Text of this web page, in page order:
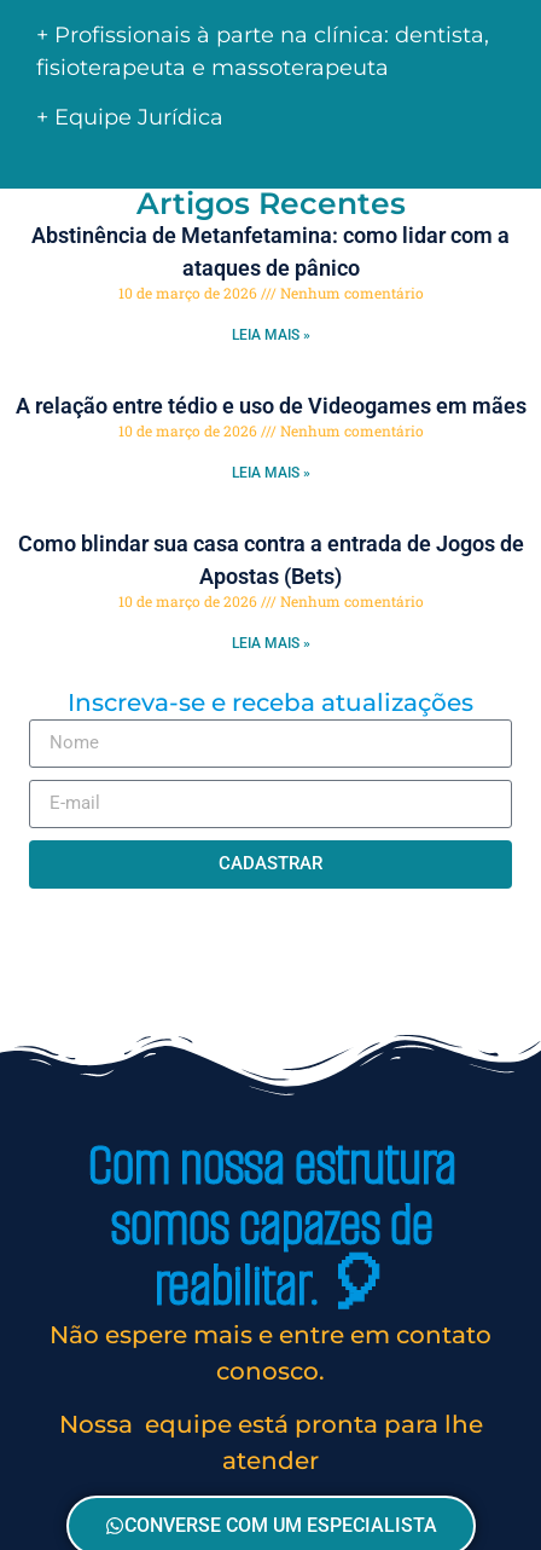
+ Profissionais à parte na clínica: dentista,
fisioterapeuta e massoterapeuta
+ Equipe Jurídica
Artigos Recentes
Abstinência de Metanfetamina: como lidar com a
ataques de pânico
10 de março de 2026 Nenhum comentário
LEIA MAIS »
A relação entre tédio e uso de Videogames em mães
10 de março de 2026 Nenhum comentário
LEIA MAIS »
Como blindar sua casa contra a entrada de Jogos de
Apostas (Bets)
10 de março de 2026 Nenhum comentário
LEIA MAIS »
Inscreva-se e receba atualizações
CADASTRAR
Com nossa estrutura
somos capazes de
reabilitar. 🎈
Não espere mais e entre em contato
conosco.
Nossa equipe está pronta para lhe
atender
CONVERSE COM UM ESPECIALISTA